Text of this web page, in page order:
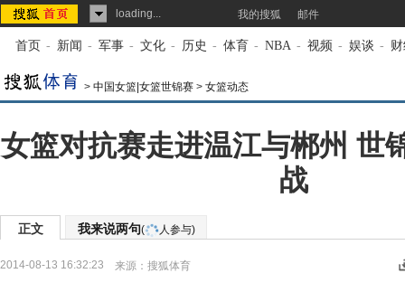
loading... 我的搜狐 邮件
首页 - 新闻 - 军事 - 文化 - 历史 - 体育 - NBA - 视频 - 娱谈 -
> 中国女篮|女篮世锦赛 > 女篮动态
女篮对抗赛走进温江与郴州 世
战
正文 我来说两句( 人参与)
2014-08-13 16:32:23 来源： 搜狐体育